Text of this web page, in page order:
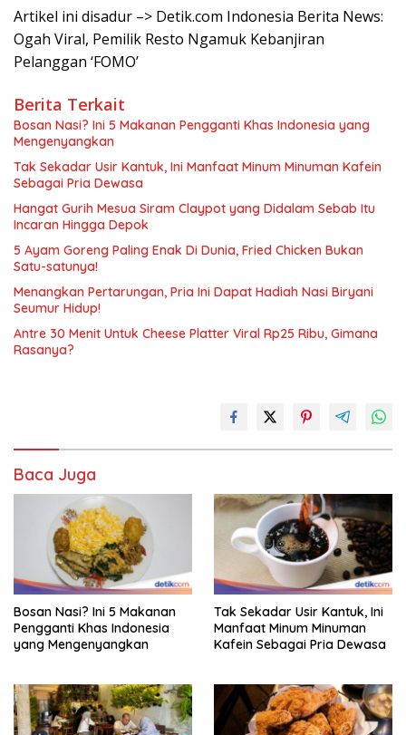
Artikel ini disadur –> Detik.com Indonesia Berita News:
Ogah Viral, Pemilik Resto Ngamuk Kebanjiran
Pelanggan ‘FOMO’
Berita Terkait
Bosan Nasi? Ini 5 Makanan Pengganti Khas Indonesia yang
Mengenyangkan
Tak Sekadar Usir Kantuk, Ini Manfaat Minum Minuman Kafein
Sebagai Pria Dewasa
Hangat Gurih Mesua Siram Claypot yang Didalam Sebab Itu
Incaran Hingga Depok
5 Ayam Goreng Paling Enak Di Dunia, Fried Chicken Bukan
Satu-satunya!
Menangkan Pertarungan, Pria Ini Dapat Hadiah Nasi Biryani
Seumur Hidup!
Antre 30 Menit Untuk Cheese Platter Viral Rp25 Ribu, Gimana
Rasanya?
Baca Juga
Bosan Nasi? Ini 5 Makanan
Pengganti Khas Indonesia
yang Mengenyangkan
Tak Sekadar Usir Kantuk, Ini
Manfaat Minum Minuman
Kafein Sebagai Pria Dewasa